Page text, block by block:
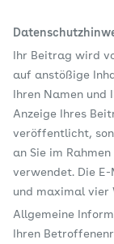
Ihr Beitrag wird
auf anstößige
Ihren Namen
Anzeige Ihres
veröffentlicht,
an Sie im
verwendet. Die
und maximal vier
Allgemeine
Ihren